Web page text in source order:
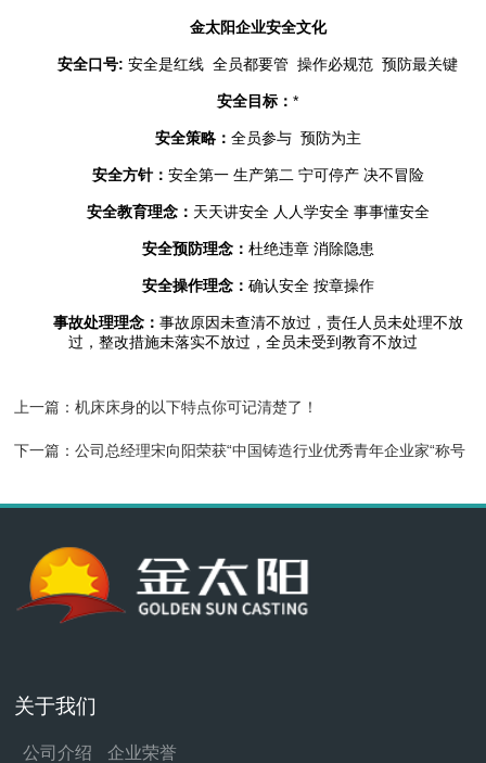
金太阳企业安全文化
安全口号: 安全是红线 全员都要管 操作必规范 预防最关键
安全目标：*
安全策略： 全员参与 预防为主
安全方针： 安全第一 生产第二 宁可停产 决不冒险
安全教育理念： 天天讲安全 人人学安全 事事懂安全
安全预防理念： 杜绝违章 消除隐患
安全操作理念： 确认安全 按章操作
事故处理理念： 事故原因未查清不放过，责任人员未处理不放
过，整改措施未落实不放过，全员未受到教育不放过
上一篇：机床床身的以下特点你可记清楚了！
下一篇：公司总经理宋向阳荣获“中国铸造行业优秀青年企业家“称号
关于我们
公司介绍 企业荣誉